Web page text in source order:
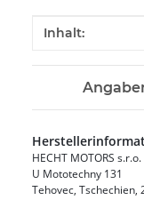
Wert
Inhalt:
HECHT MOTORS s.r.o.
U Mototechny 131
Tehovec, Tschechien,